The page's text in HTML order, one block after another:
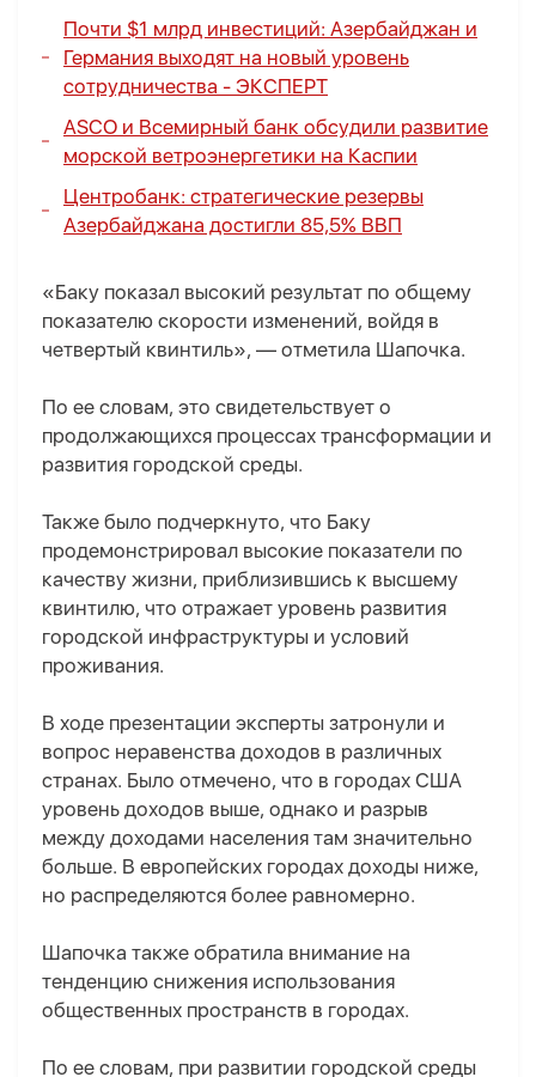
Почти $1 млрд инвестиций: Азербайджан и
Германия выходят на новый уровень
сотрудничества - ЭКСПЕРТ
ASCO и Всемирный банк обсудили развитие
морской ветроэнергетики на Каспии
Центробанк: стратегические резервы
Азербайджана достигли 85,5% ВВП
«Баку показал высокий результат по общему
показателю скорости изменений, войдя в
четвертый квинтиль», — отметила Шапочка.
По ее словам, это свидетельствует о
продолжающихся процессах трансформации и
развития городской среды.
Также было подчеркнуто, что Баку
продемонстрировал высокие показатели по
качеству жизни, приблизившись к высшему
квинтилю, что отражает уровень развития
городской инфраструктуры и условий
проживания.
В ходе презентации эксперты затронули и
вопрос неравенства доходов в различных
странах. Было отмечено, что в городах США
уровень доходов выше, однако и разрыв
между доходами населения там значительно
больше. В европейских городах доходы ниже,
но распределяются более равномерно.
Шапочка также обратила внимание на
тенденцию снижения использования
общественных пространств в городах.
По ее словам, при развитии городской среды